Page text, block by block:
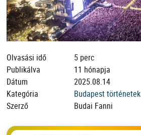
Olvasási idő
5 perc
Publikálva
11 hónapja
Dátum
2025.08.14
Kategória
Budapest történetek
Szerző
Budai Fanni